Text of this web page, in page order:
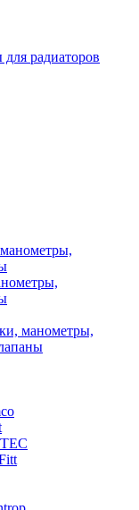
радиаторов
манометры,